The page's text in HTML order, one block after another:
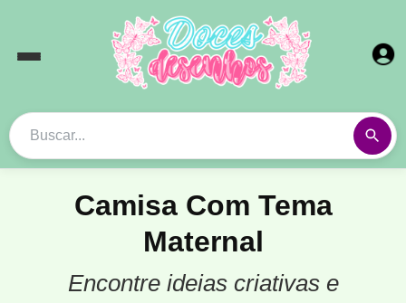
Camisa Com Tema
Maternal
Encontre ideias criativas e